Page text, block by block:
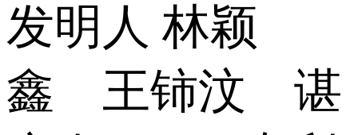
发明人 林颖
鑫 王铈汶 谌